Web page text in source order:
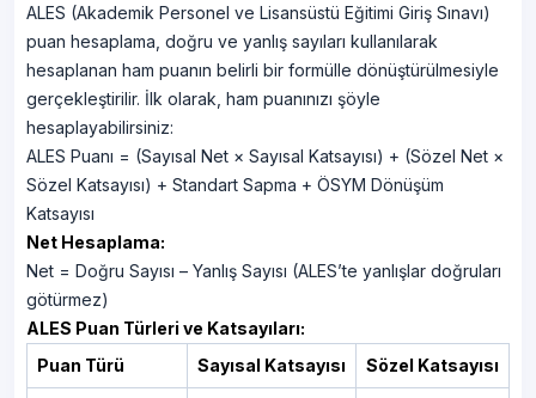
ALES (Akademik Personel ve Lisansüstü Eğitimi Giriş Sınavı)
puan hesaplama, doğru ve yanlış sayıları kullanılarak
hesaplanan ham puanın belirli bir formülle dönüştürülmesiyle
gerçekleştirilir. İlk olarak, ham puanınızı şöyle
hesaplayabilirsiniz:
ALES Puanı = (Sayısal Net × Sayısal Katsayısı) + (Sözel Net ×
Sözel Katsayısı) + Standart Sapma + ÖSYM Dönüşüm
Katsayısı
Net Hesaplama:
Net = Doğru Sayısı – Yanlış Sayısı (ALES’te yanlışlar doğruları
götürmez)
ALES Puan Türleri ve Katsayıları:
Puan Türü
Sayısal Katsayısı Sözel Katsayısı